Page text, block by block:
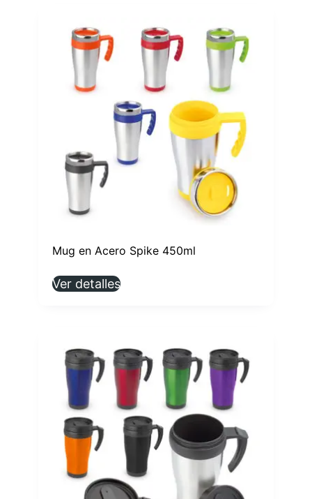
Mug en Acero Spike 450ml
Ver detalles